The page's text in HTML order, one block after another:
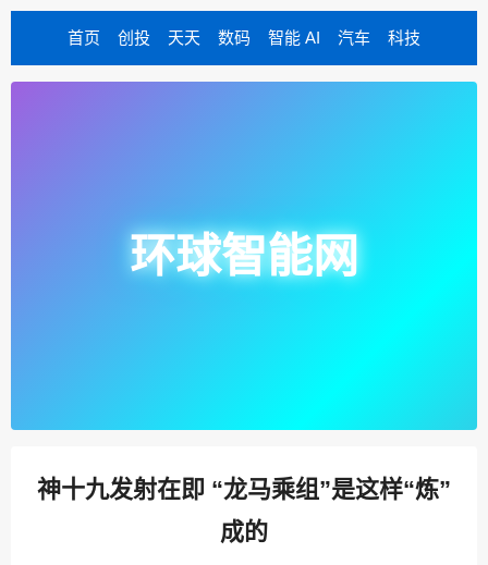
首页 创投 天天 数码 智能 AI 汽车 科技
环球智能网
神十九发射在即 “龙马乘组”是这样“炼”
成的